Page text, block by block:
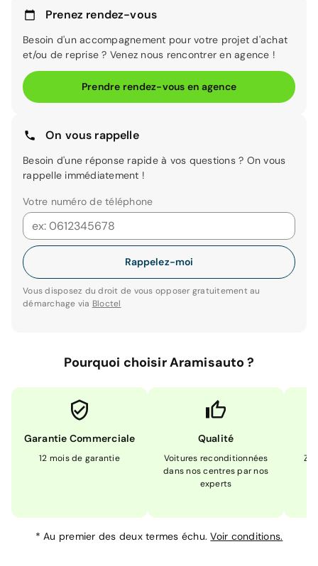
Prenez rendez-vous
Besoin d'un accompagnement pour votre projet d'achat
et/ou de reprise ? Venez nous rencontrer en agence !
Prendre rendez-vous en agence
On vous rappelle
Besoin d'une réponse rapide à vos questions ? On vous
rappelle immédiatement !
Votre numéro de téléphone
Rappelez-moi
Vous disposez du droit de vous opposer gratuitement au
démarchage via Bloctel
Pourquoi choisir Aramisauto ?
Garantie Commerciale
12 mois de garantie
Qualité
Voitures reconditionnées
dans nos centres par nos
experts
*Au premier des deux termes échu.Voir conditions.